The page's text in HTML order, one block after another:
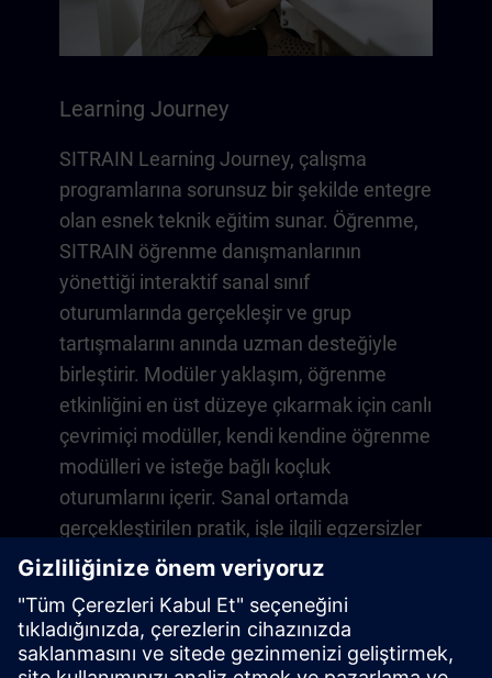
Learning Journey
SITRAIN Learning Journey, çalışma
programlarına sorunsuz bir şekilde entegre
olan esnek teknik eğitim sunar. Öğrenme,
SITRAIN öğrenme danışmanlarının
yönettiği interaktif sanal sınıf
oturumlarında gerçekleşir ve grup
tartışmalarını anında uzman desteğiyle
birleştirir. Modüler yaklaşım, öğrenme
etkinliğini en üst düzeye çıkarmak için canlı
çevrimiçi modüller, kendi kendine öğrenme
modülleri ve isteğe bağlı koçluk
oturumlarını içerir. Sanal ortamda
gerçekleştirilen pratik, işle ilgili egzersizler
aracılığıyla günlük operasyonlarınıza
geliştirirsiniz. Öğrenme, dijital öğrenme
platformumuz SITRAIN access'e bir yıllık